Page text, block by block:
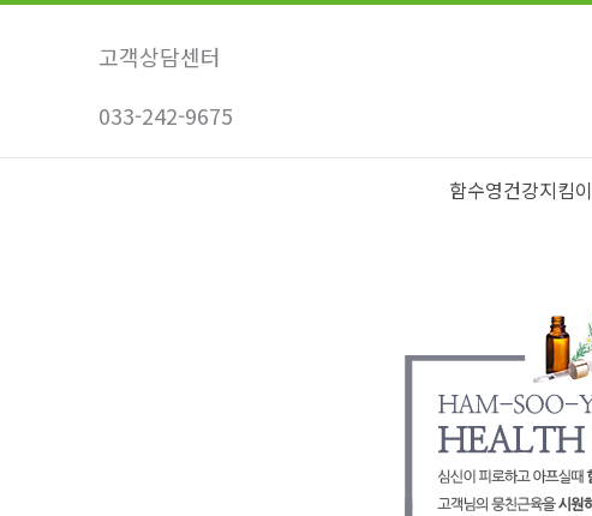
콘
고객상담센터
033-242-9675
함수영건강지킴이